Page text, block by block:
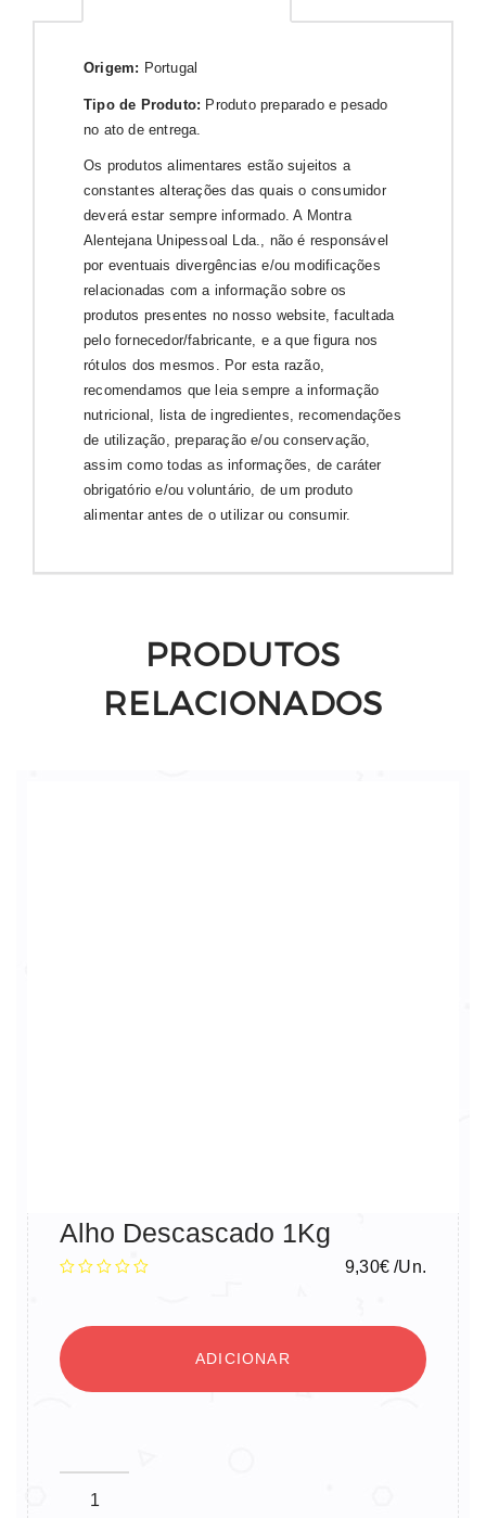
Origem: Portugal
Tipo de Produto: Produto preparado e pesado
no ato de entrega.
Os produtos alimentares estão sujeitos a
constantes alterações das quais o consumidor
deverá estar sempre informado. A Montra
Alentejana Unipessoal Lda., não é responsável
por eventuais divergências e/ou modificações
relacionadas com a informação sobre os
produtos presentes no nosso website, facultada
pelo fornecedor/fabricante, e a que figura nos
rótulos dos mesmos. Por esta razão,
recomendamos que leia sempre a informação
nutricional, lista de ingredientes, recomendações
de utilização, preparação e/ou conservação,
assim como todas as informações, de caráter
obrigatório e/ou voluntário, de um produto
alimentar antes de o utilizar ou consumir.
PRODUTOS
RELACIONADOS
Alho Descascado 1Kg
9,30€ /Un.
ADICIONAR